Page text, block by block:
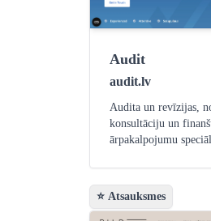
Audit
audit.lv
Audita un revīzijas,
konsultāciju un
ārpakalpojumu
⭐ Atsauksmes